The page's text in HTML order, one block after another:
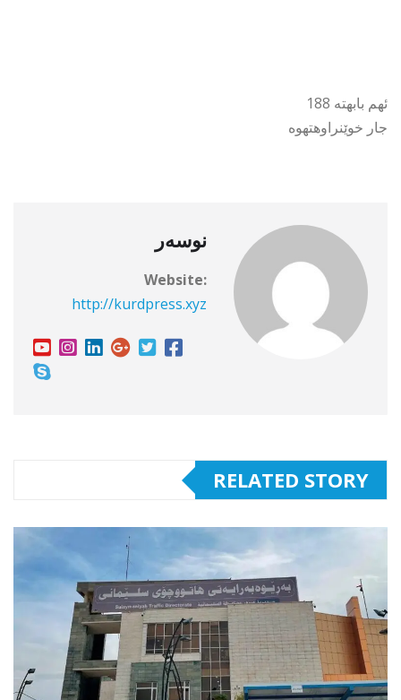
ئهم بابهته 188
جار خوێنراوهتهوه
نوسەر
Website:
http://kurdpress.xyz
RELATED STORY